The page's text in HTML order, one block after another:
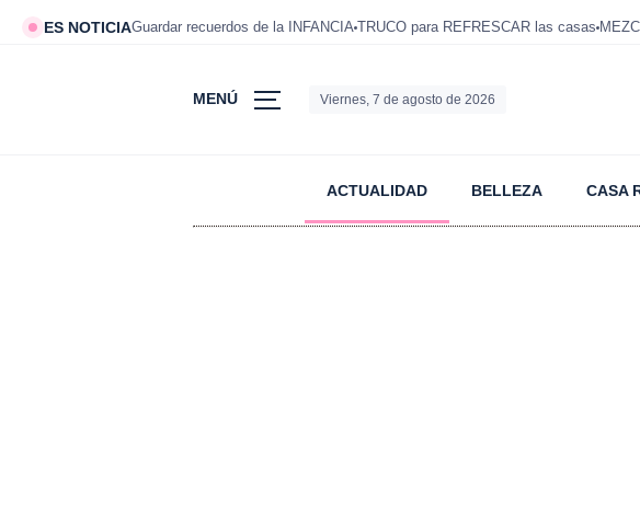
ES NOTICIAGuardar recuerdos de la INFANCIA TRUCO para REFRESCAR las casas
MENÚ Viernes, 7 de agosto de 2026
ACTUALIDAD BELLEZA CASA